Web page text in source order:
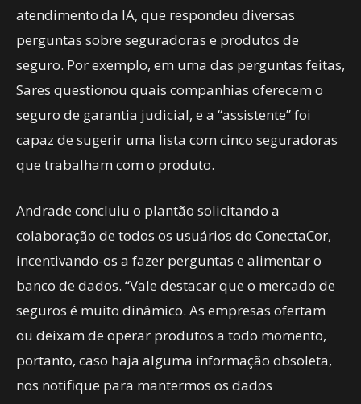
atendimento da IA, que respondeu diversas
perguntas sobre seguradoras e produtos de
seguro. Por exemplo, em uma das perguntas feitas,
Sares questionou quais companhias oferecem o
seguro de garantia judicial, e a “assistente” foi
capaz de sugerir uma lista com cinco seguradoras
que trabalham com o produto.
Andrade concluiu o plantão solicitando a
colaboração de todos os usuários do ConectaCor,
incentivando-os a fazer perguntas e alimentar o
banco de dados. “Vale destacar que o mercado de
seguros é muito dinâmico. As empresas ofertam
ou deixam de operar produtos a todo momento,
portanto, caso haja alguma informação obsoleta,
nos notifique para mantermos os dados